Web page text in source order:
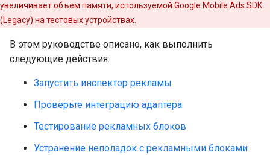
увеличивает объем памяти, используемой Google Mobile Ads SDK
(Legacy) на тестовых устройствах.
В этом руководстве описано, как выполнить
следующие действия:
Запустить инспектор рекламы
Проверьте интеграцию адаптера.
Тестирование рекламных блоков
Устранение неполадок с рекламными блоками